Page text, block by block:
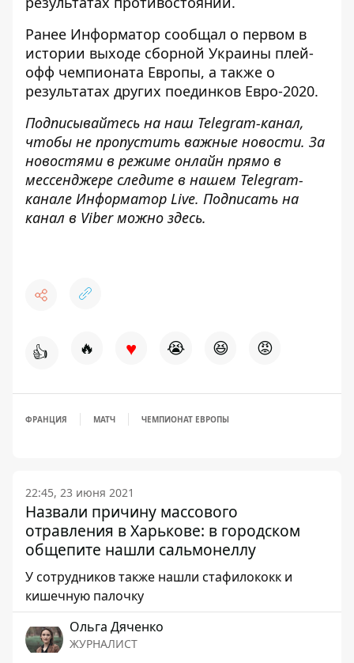
Ранее Информатор сообщал о первом в
истории выходе сборной Украины плей-
офф чемпионата Европы, а также о
результатах других поединков Евро-2020.
Подписывайтесь на наш Telegram-канал,
чтобы не пропустить важные новости. За
новостями в режиме онлайн прямо в
мессенджере следите в нашем Telegram-
канале Информатор Live. Подписать на
канал в Viber можно здесь.
👍 🔥 ♥ 😭 😆 😡
ФРАНЦИЯ МАТЧ ЧЕМПИОНАТ ЕВРОПЫ
22:45, 23 июня 2021
Назвали причину массового
отравления в Харькове: в городском
общепите нашли сальмонеллу
У сотрудников также нашли стафилококк и
кишечную палочку
Ольга Дяченко
ЖУРНАЛИСТ